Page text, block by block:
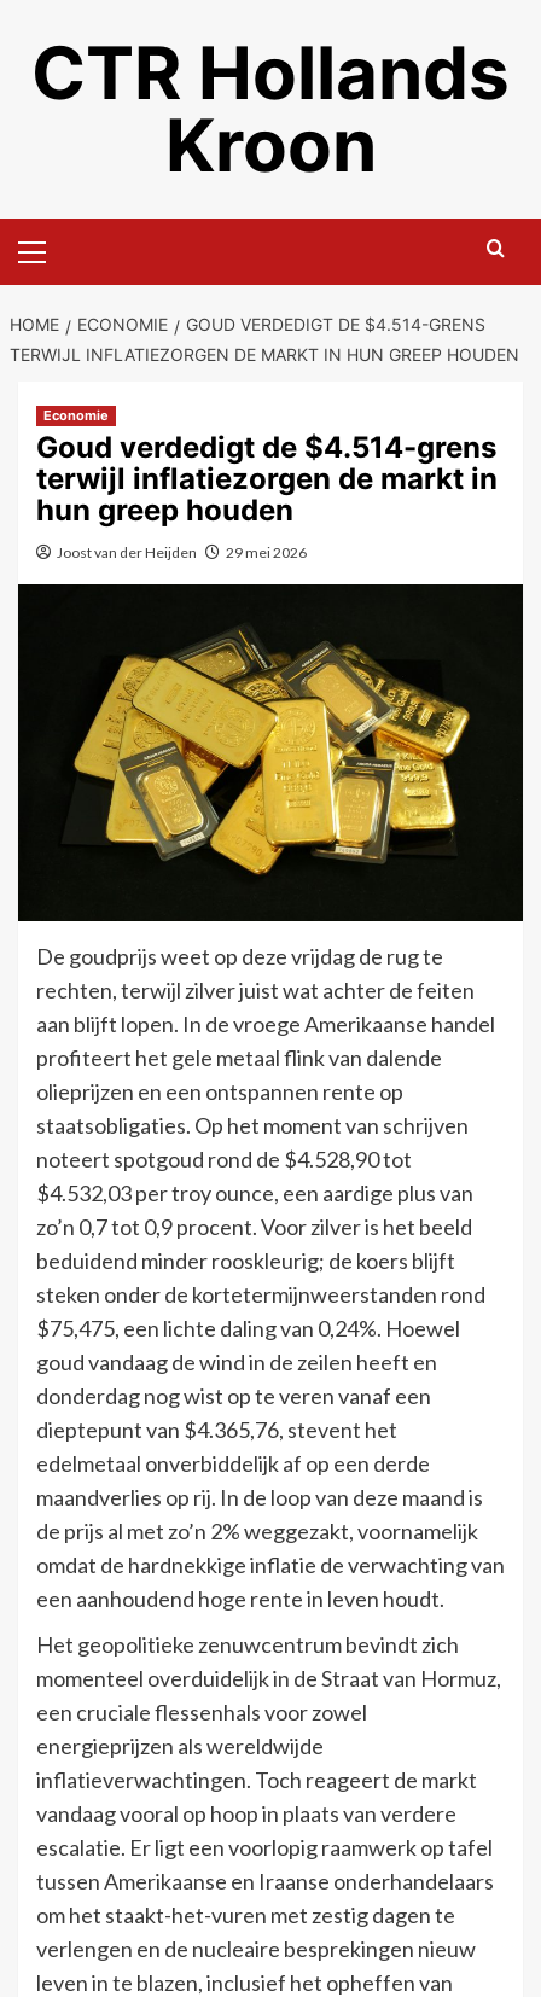
inhoudCTR Hollands
Kroon
menu
HOME ECONOMIE
GOUD VERDEDIGT DE $4.514-GRENS
TERWIJL INFLATIEZORGEN DE MARKT IN HUN GREEP HOUDEN
Economie
Goud verdedigt de $4.514-grens
terwijl inflatiezorgen de markt in
hun greep houden
Joost van der Heijden 29 mei 2026
De goudprijs weet op deze vrijdag de rug te
rechten, terwijl zilver juist wat achter de feiten
aan blijft lopen. In de vroege Amerikaanse handel
profiteert het gele metaal flink van dalende
olieprijzen en een ontspannen rente op
staatsobligaties. Op het moment van schrijven
noteert spotgoud rond de $4.528,90 tot
$4.532,03 per troy ounce, een aardige plus van
zo’n 0,7 tot 0,9 procent. Voor zilver is het beeld
beduidend minder rooskleurig; de koers blijft
steken onder de kortetermijnweerstanden rond
$75,475, een lichte daling van 0,24%. Hoewel
goud vandaag de wind in de zeilen heeft en
donderdag nog wist op te veren vanaf een
dieptepunt van $4.365,76, stevent het
edelmetaal onverbiddelijk af op een derde
maandverlies op rij. In de loop van deze maand is
de prijs al met zo’n 2% weggezakt, voornamelijk
omdat de hardnekkige inflatie de verwachting van
een aanhoudend hoge rente in leven houdt.
Het geopolitieke zenuwcentrum bevindt zich
momenteel overduidelijk in de Straat van Hormuz,
een cruciale flessenhals voor zowel
energieprijzen als wereldwijde
inflatieverwachtingen. Toch reageert de markt
vandaag vooral op hoop in plaats van verdere
escalatie. Er ligt een voorlopig raamwerk op tafel
tussen Amerikaanse en Iraanse onderhandelaars
om het staakt-het-vuren met zestig dagen te
verlengen en de nucleaire besprekingen nieuw
leven in te blazen, inclusief het opheffen van